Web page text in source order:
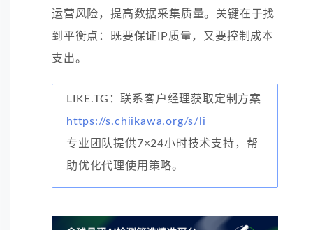
运营风险，提高数据采集质量。关键在于找
到平衡点：既要保证IP质量，又要控制成本
支出。
LIKE.TG：联系客户经理获取定制方案
https://s.chiikawa.org/s/li
专业团队提供7×24小时技术支持，帮
助优化代理使用策略。